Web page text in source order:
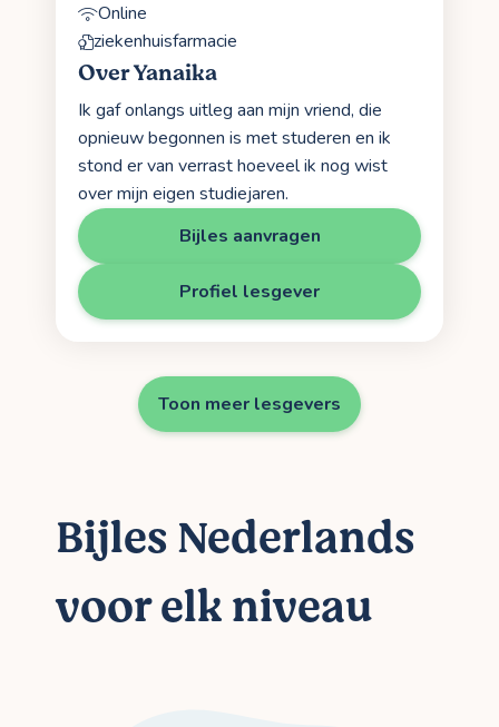
Online
ziekenhuisfarmacie
Over Yanaika
Ik gaf onlangs uitleg aan mijn vriend, die
opnieuw begonnen is met studeren en ik
stond er van verrast hoeveel ik nog wist
over mijn eigen studiejaren.
Bijles aanvragen
Profiel lesgever
Toon meer lesgevers
Bijles Nederlands
voor elk niveau